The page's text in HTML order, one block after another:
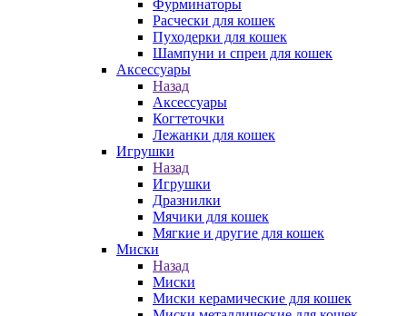
Фурминаторы
Расчески для кошек
Пуходерки для кошек
Шампуни и спреи для кошек
Аксессуары
Назад
Аксессуары
Когтеточки
Лежанки для кошек
Игрушки
Назад
Игрушки
Дразнилки
Мячики для кошек
Мягкие и другие для кошек
Миски
Назад
Миски
Миски керамические для кошек